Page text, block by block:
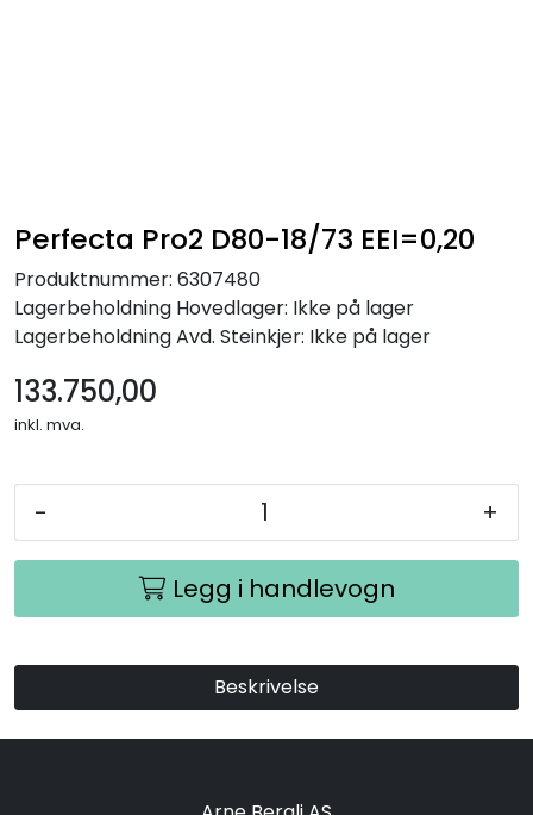
Perfecta Pro2 D80-18/73 EEI=0,20
Produktnummer: 6307480
Lagerbeholdning Hovedlager: Ikke på lager
LagerbeholdningAvd. Steinkjer: Ikke på lager
133.750,00
inkl. mva.
- +
Legg i handlevogn
Beskrivelse
Kontakt Oss
Søk om proffkundekonto
Outlet
Be om tilbud